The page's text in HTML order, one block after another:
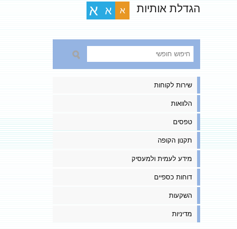
הגדלת אותיות א א א
שירות לקוחות
הלוואות
טפסים
תקנון הקופה
מידע לעמית ולמעסיק
דוחות כספיים
השקעות
מדיניות